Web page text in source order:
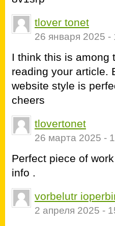
tlover tonet
26 января 2025 -
I think this is among
reading your article.
website style is
cheers
tlovertonet
26 марта 2025 -
Perfect piece of
info .
vorbelutr
2 апреля 2025 -